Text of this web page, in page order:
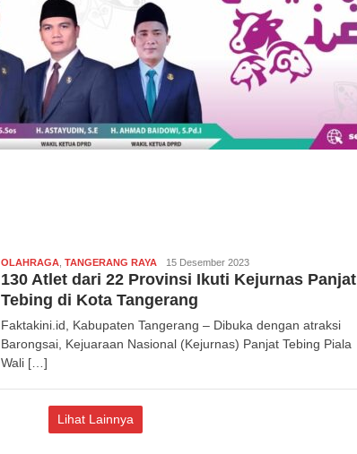
OLAHRAGA TANGERANG RAYA Redaksi
15 Desember 2023
130 Atlet dari 22 Provinsi Ikuti Kejurnas Panjat
Tebing di Kota Tangerang
Faktakini.id, Kabupaten Tangerang – Dibuka dengan atraksi
Barongsai, Kejuaraan Nasional (Kejurnas) Panjat Tebing Piala
Wali […]
Lihat Lainnya